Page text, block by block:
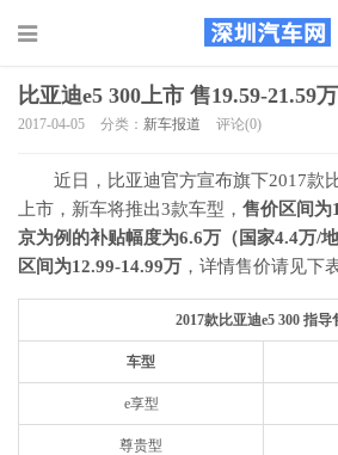
比亚迪e5 300上市 售19.59-21.59
2017-04-05 分类： 新车报道 评论(0)
近日，比亚迪官方宣布旗下2017款
上市，新车将推出3款车型， 售价区间为
京为例的补贴幅度为6.6万（国家4.4万/
区间为12.99-14.99万 ，详情售价请见下
2017款比亚迪e5 300 指导
车型
e享型
尊贵型